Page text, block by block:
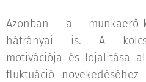
Azonban a munkaerő-
hátrányai is. A
motivációja és lojalitása
fluktuáció